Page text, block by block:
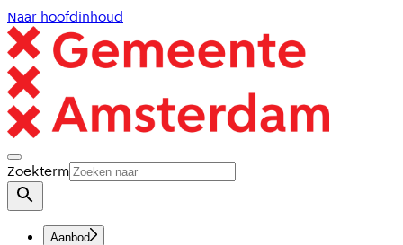
Naar hoofdinhoud
Zoekterm
Aanbod